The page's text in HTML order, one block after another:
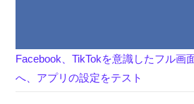
Facebook、TikTokを意識したフル画
へ、アプリの設定をテスト